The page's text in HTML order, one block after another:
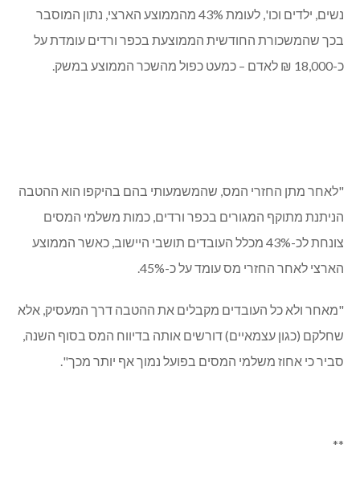
נשים, ילדים וכו', לעומת 43% מהממוצע הארצי, נתון המוסבר
בכך שהמשכורת החודשית הממוצעת בכפר ורדים עומדת על
כ-18,000 ₪ לאדם – כמעט כפול מהשכר הממוצע במשק.
"לאחר מתן החזרי המס, שהמשמעותי בהם בהיקפו הוא ההטבה
הניתנת מתוקף המגורים בכפר ורדים, כמות משלמי המסים
צונחת לכ-43% מכלל העובדים תושבי היישוב, כאשר הממוצע
הארצי לאחר החזרי מס עומד על כ-45%.
"מאחר ולא כל העובדים מקבלים את ההטבה דרך המעסיק, אלא
שחלקם (כגון עצמאיים) דורשים אותה בדיווח המס בסוף השנה,
סביר כי אחוז משלמי המסים בפועל נמוך אף יותר מכך".
**